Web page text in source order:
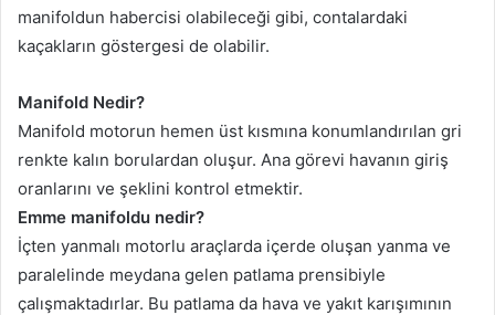
manifoldun habercisi olabileceği gibi, contalardaki
kaçakların göstergesi de olabilir.
Manifold Nedir?
Manifold motorun hemen üst kısmına konumlandırılan gri
renkte kalın borulardan oluşur. Ana görevi havanın giriş
oranlarını ve şeklini kontrol etmektir.
Emme manifoldu nedir?
İçten yanmalı motorlu araçlarda içerde oluşan yanma ve
paralelinde meydana gelen patlama prensibiyle
çalışmaktadırlar. Bu patlama da hava ve yakıt karışımının